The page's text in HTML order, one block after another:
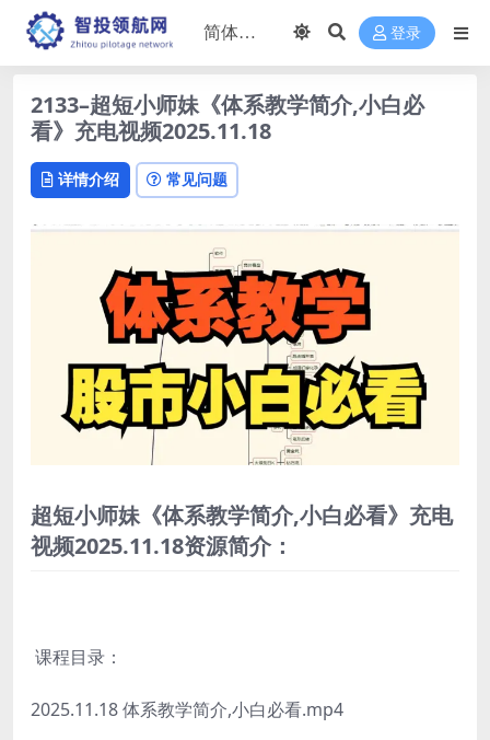
登录
2133–超短小师妹《体系教学简介,小白必
看》充电视频2025.11.18
详情介绍 常见问题
超短小师妹《体系教学简介,小白必看》充电
视频2025.11.18资源简介：
课程目录：
2025.11.18 体系教学简介,小白必看.mp4